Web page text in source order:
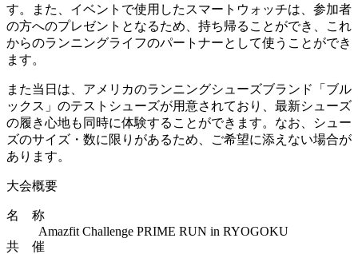
す。また、イベントで使用したスマートウォッチは、参加者
の方へのプレゼントとなるため、持ち帰ることができ、これ
からのランニングライフのパートナーとして使うことができ
ます。
また当日は、アメリカのランニングシューズブランド「ブル
ックス」のテストシューズが用意されており、最新シューズ
の履き心地も同時に体験することができます。なお、シュー
ズのサイズ・数に限りがあるため、ご希望に添えない場合が
あります。
大会概要
名 称
Amazfit Challenge PRIME RUN in RYOGOKU
共 催